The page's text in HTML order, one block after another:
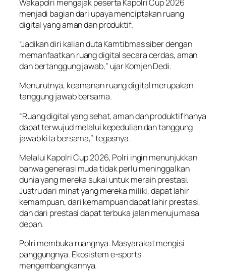
Wakapolri mengajak peserta Kapolri Cup 2026
menjadi bagian dari upaya menciptakan ruang
digital yang aman dan produktif.
“Jadikan diri kalian duta Kamtibmas siber dengan
memanfaatkan ruang digital secara cerdas, aman
dan bertanggung jawab,” ujar Komjen Dedi.
Menurutnya, keamanan ruang digital merupakan
tanggung jawab bersama.
“Ruang digital yang sehat, aman dan produktif hanya
dapat terwujud melalui kepedulian dan tanggung
jawab kita bersama,” tegasnya.
Melalui Kapolri Cup 2026, Polri ingin menunjukkan
bahwa generasi muda tidak perlu meninggalkan
dunia yang mereka sukai untuk meraih prestasi.
Justru dari minat yang mereka miliki, dapat lahir
kemampuan, dari kemampuan dapat lahir prestasi,
dan dari prestasi dapat terbuka jalan menuju masa
depan.
Polri membuka ruangnya. Masyarakat mengisi
panggungnya. Ekosistem e-sports
mengembangkannya.